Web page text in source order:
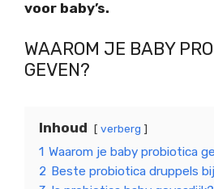
voor baby’s.
WAAROM JE BABY
GEVEN?
Inhoud verberg
1 Waarom je baby probiotica
2 Beste probiotica druppels